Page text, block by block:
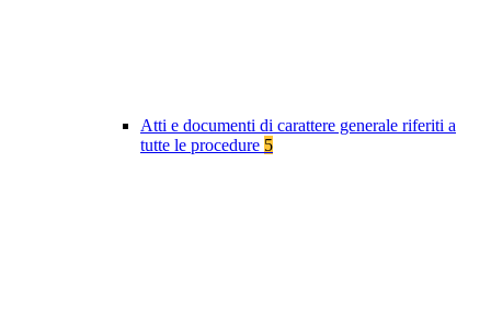
Atti e documenti di carattere generale riferiti a
tutte le procedure 5